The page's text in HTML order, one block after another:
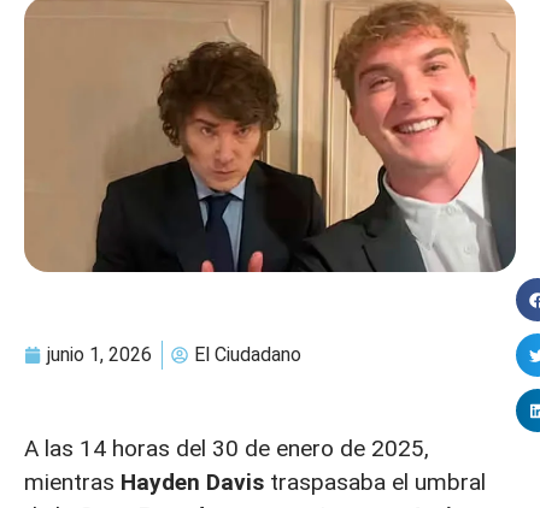
junio 1, 2026 El Ciudadano
A las 14 horas del 30 de enero de 2025,
mientras Hayden Davis traspasaba el umbral